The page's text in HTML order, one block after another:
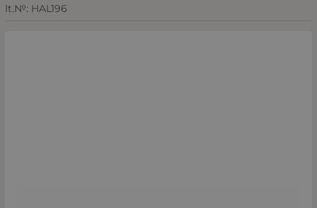
It.№: HAL196